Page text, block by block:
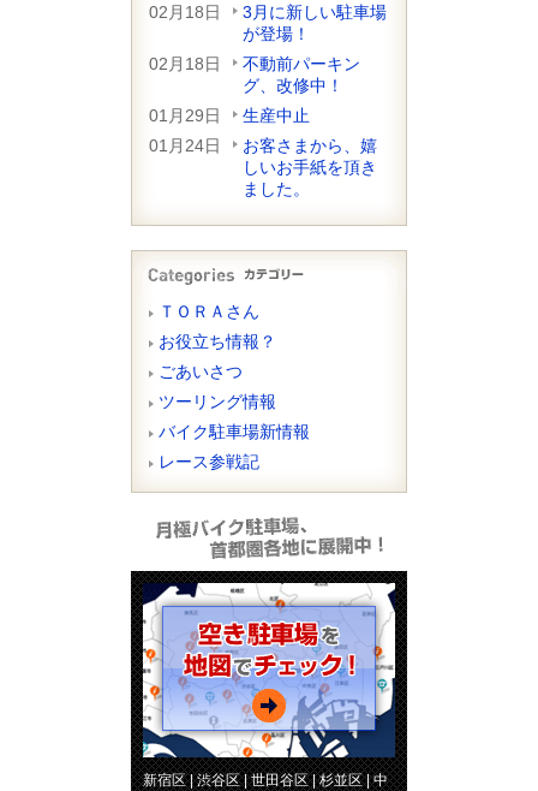
02月18日
3月に新しい駐車場
が登場！
02月18日
不動前パーキン
グ、改修中！
01月29日
生産中止
01月24日
お客さまから、嬉
しいお手紙を頂き
ました。
ＴＯＲＡさん
お役立ち情報？
ごあいさつ
ツーリング情報
バイク駐車場新情報
レース参戦記
新宿区 | 渋谷区 | 世田谷区 | 杉並区 | 中